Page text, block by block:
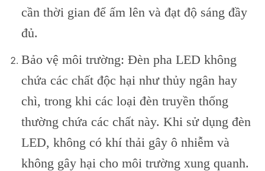
cần thời gian để ấm lên và đạt độ sáng đầy
đủ.
Bảo vệ môi trường: Đèn pha LED không
chứa các chất độc hại như thủy ngân hay
chì, trong khi các loại đèn truyền thống
thường chứa các chất này. Khi sử dụng đèn
LED, không có khí thải gây ô nhiễm và
không gây hại cho môi trường xung quanh.